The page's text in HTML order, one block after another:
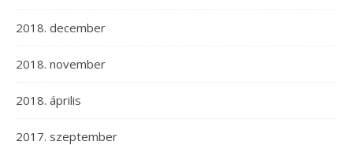
2018. december
2018. november
2018. április
2017. szeptember